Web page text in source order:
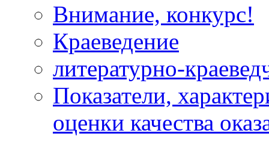
Внимание, конкурс!
Краеведение
литературно-
Показатели,
оценки качества